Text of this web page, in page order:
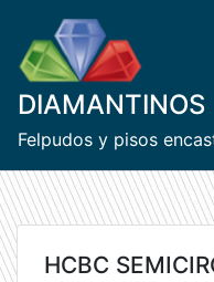
content
DIAMANTINOS
Felpudos y pisos
HCBC